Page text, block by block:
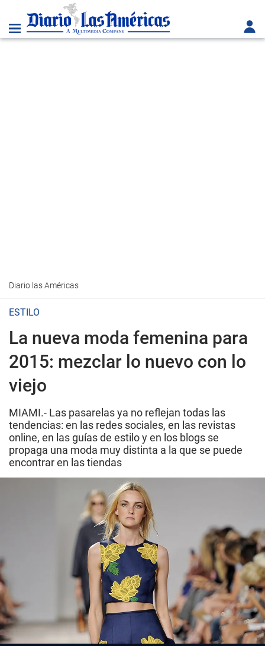
Diario las Américas
ESTILO
La nueva moda femenina para
2015: mezclar lo nuevo con lo
viejo
MIAMI.- Las pasarelas ya no reflejan todas las
tendencias: en las redes sociales, en las revistas
online, en las guías de estilo y en los blogs se
propaga una moda muy distinta a la que se puede
encontrar en las tiendas